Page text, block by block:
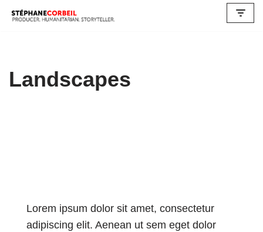
Landscapes
Lorem ipsum dolor sit amet, consectetur
adipiscing elit. Aenean ut sem eget dolor